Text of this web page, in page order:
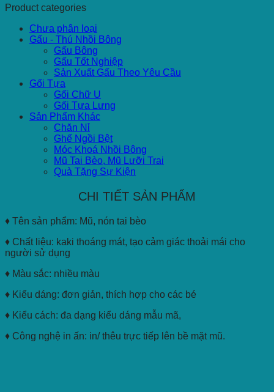
Product categories
Chưa phân loại
Gấu - Thú Nhồi Bông
Gấu Bông
Gấu Tốt Nghiệp
Sản Xuất Gấu Theo Yêu Cầu
Gối Tựa
Gối Chữ U
Gối Tựa Lưng
Sản Phẩm Khác
Chăn Nỉ
Ghế Ngồi Bệt
Móc Khoá Nhồi Bông
Mũ Tai Bèo, Mũ Lưỡi Trai
Quà Tặng Sự Kiện
CHI TIẾT SẢN PHẨM
♦ Tên sản phẩm: Mũ, nón tai bèo
♦ Chất liệu: kaki thoáng mát, tạo cảm giác thoải mái cho
người sử dụng
♦ Màu sắc: nhiều màu
♦ Kiểu dáng: đơn giản, thích hợp cho các bé
♦ Kiểu cách: đa dạng kiểu dáng mẫu mã,
♦ Công nghệ in ấn: in/ thêu trực tiếp lên bề mặt mũ.